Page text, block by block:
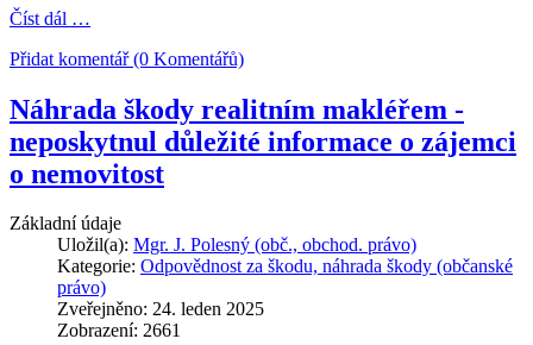
Číst dál …
Přidat komentář (0 Komentářů)
Náhrada škody realitním makléřem -
neposkytnul důležité informace o zájemci
o nemovitost
Základní údaje
Uložil(a): Mgr. J. Polesný (obč., obchod. právo)
Kategorie: Odpovědnost za škodu, náhrada škody (občanské
právo)
Zveřejněno: 24. leden 2025
Zobrazení: 2661